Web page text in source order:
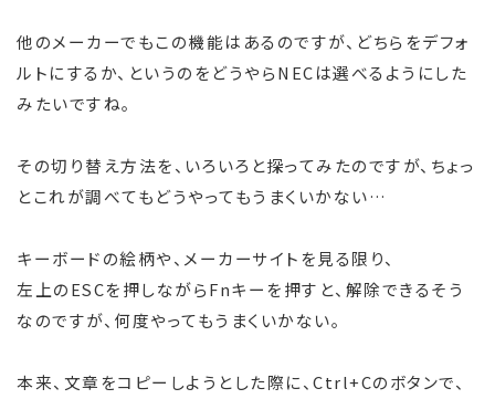
他のメーカーでもこの機能はあるのですが、どちらをデフォ
ルトにするか、というのをどうやらNECは選べるようにした
みたいですね。
その切り替え方法を、いろいろと探ってみたのですが、ちょっ
とこれが調べてもどうやってもうまくいかない…
キーボードの絵柄や、メーカーサイトを見る限り、
左上のESCを押しながらFnキーを押すと、解除できるそう
なのですが、何度やってもうまくいかない。
本来、文章をコピーしようとした際に、Ctrl+Cのボタンで、